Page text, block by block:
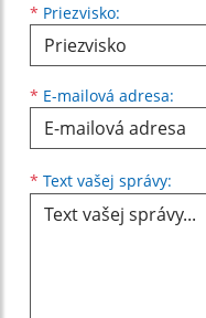
* Priezvisko:
* E-mailová adresa:
* Text vašej správy: